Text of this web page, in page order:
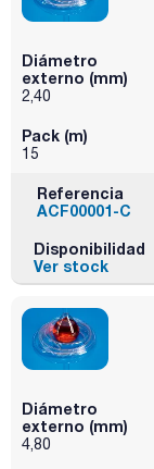
Diámetro
externo (mm)
2,40
Pack (m)
15
Referencia
ACF00001-C
Disponibilidad
Ver stock
Diámetro
externo (mm)
4,80